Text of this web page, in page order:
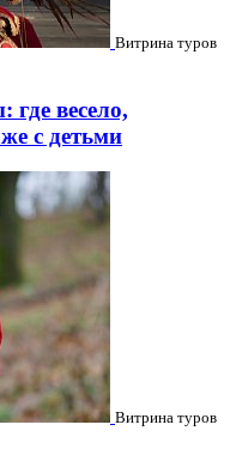
Витрина туров
весело,
с детьми
Витрина туров